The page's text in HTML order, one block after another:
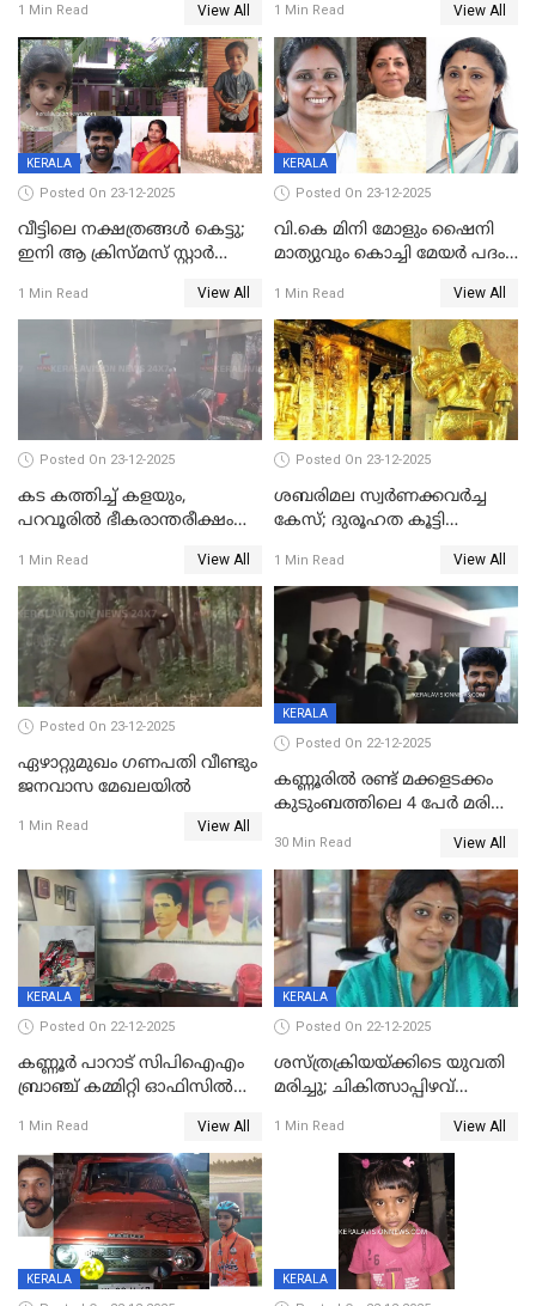
നടപടി;സ്ഥാപനങ്ങൾക്കെതിരെ
രണ്ട് കേസുകൾ
1 Min Read View All
മരണത്തിന് കീഴടങ്ങി
1 Min Read View All
KERALA
Posted On 23-12-2025
വീട്ടിലെ നക്ഷത്രങ്ങൾ കെട്ടു;
ഇനി ആ ക്രിസ്മസ് സ്റ്റാർ
വേണ്ടിയുള്ള
പിടിവലിക്കിടയിൽ
അപ്പൂപ്പനെതിരെ പോക്സോ
കേസ് ഒടുവിൽ 4 ജീവനുകൾ
പൊലിഞ്ഞു
1 Min Read View All
KERALA
Posted On 23-12-2025
വി.കെ മിനി മോളും ഷൈനി
മാത്യുവും കൊച്ചി മേയർ പദം
മേയറാകില്ല
1 Min Read View All
Posted On 23-12-2025
കട കത്തിച്ച് കളയും,
പറവൂരില്‍ ഭീകരാന്തരീക്ഷം
1 Min Read View All
Posted On 23-12-2025
ശബരിമല സ്വര്‍ണക്കവര്‍ച്ച
കേസ്; ദുരൂഹത കൂട്ടി
1 Min Read View All
Posted On 23-12-2025
ഏഴാറ്റുമുഖം ഗണപതി വീണ്ടും
ജനവാസ മേഖലയിൽ
1 Min Read View All
KERALA
Posted On 22-12-2025
കണ്ണൂരിൽ രണ്ട് മക്കളടക്കം
കുടുംബത്തിലെ 4 പേർ മരിച്ച
30 Min Read View All
KERALA
Posted On 22-12-2025
കണ്ണൂർ പാറാട് സിപിഐഎം
ബ്രാഞ്ച് കമ്മിറ്റി ഓഫിസിൽ
ചിത്രങ്ങളടക്കം കത്തിയ
നിലയിൽ
1 Min Read View All
KERALA
Posted On 22-12-2025
ശസ്ത്രക്രിയയ്‌ക്കിടെ യുവതി
മരിച്ചു; ചികിത്സാപ്പിഴവ്
സംഭവം മാവേലിക്കരയിൽ
1 Min Read View All
KERALA KERALA